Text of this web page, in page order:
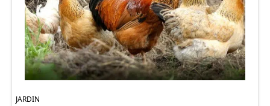
JARDIN